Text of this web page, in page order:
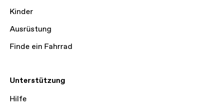
Kinder
Ausrüstung
Finde ein Fahrrad
Unterstützung
Hilfe